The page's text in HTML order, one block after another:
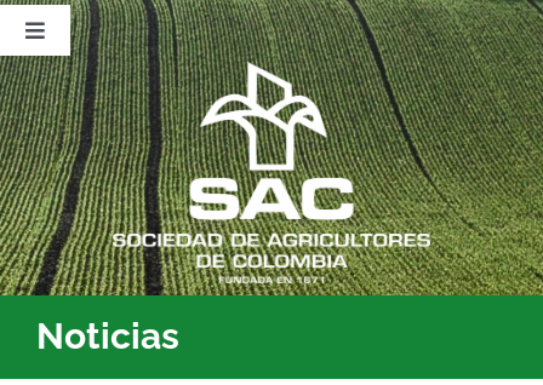
Saltar
contenido
Toggle
Navigation
Nosotros
Publicaciones
Sala de Prensa
Eventos
Noticias